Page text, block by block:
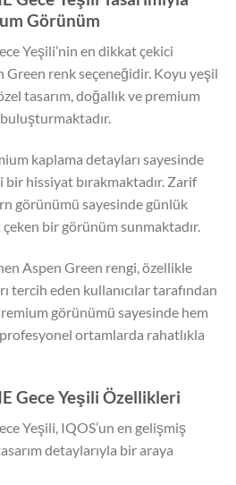
Görünüm
Yeşili’nin en dikkat çekici
renk seçeneğidir. Koyu yeşil
tasarım, doğallık ve premium
kaplama detayları sayesinde
hissiyat bırakmaktadır. Zarif
görünümü sayesinde günlük
çeken bir görünüm sunmaktadır.
Aspen Green rengi, özellikle
tercih eden kullanıcılar tarafından
görünümü sayesinde hem
ortamlarda rahatlıkla
Gece Yeşili Özellikleri
Yeşili, IQOS’un en gelişmiş
detaylarıyla bir araya